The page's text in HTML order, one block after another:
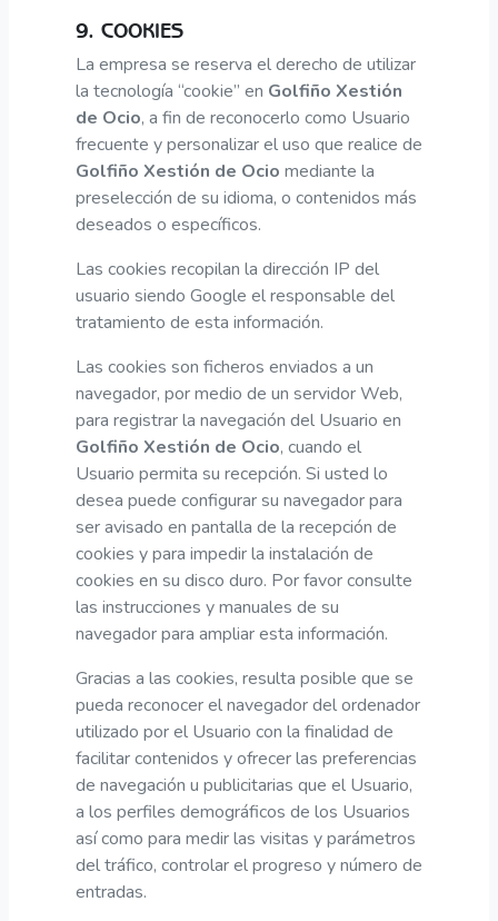
9. COOKIES
La empresa se reserva el derecho de utilizar
la tecnología “cookie” en Golfiño Xestión
de Ocio, a fin de reconocerlo como Usuario
frecuente y personalizar el uso que realice de
Golfiño Xestión de Ocio mediante la
preselección de su idioma, o contenidos más
deseados o específicos.
Las cookies recopilan la dirección IP del
usuario siendo Google el responsable del
tratamiento de esta información.
Las cookies son ficheros enviados a un
navegador, por medio de un servidor Web,
para registrar la navegación del Usuario en
Golfiño Xestión de Ocio, cuando el
Usuario permita su recepción. Si usted lo
desea puede configurar su navegador para
ser avisado en pantalla de la recepción de
cookies y para impedir la instalación de
cookies en su disco duro. Por favor consulte
las instrucciones y manuales de su
navegador para ampliar esta información.
Gracias a las cookies, resulta posible que se
pueda reconocer el navegador del ordenador
utilizado por el Usuario con la finalidad de
facilitar contenidos y ofrecer las preferencias
de navegación u publicitarias que el Usuario,
a los perfiles demográficos de los Usuarios
así como para medir las visitas y parámetros
del tráfico, controlar el progreso y número de
entradas.